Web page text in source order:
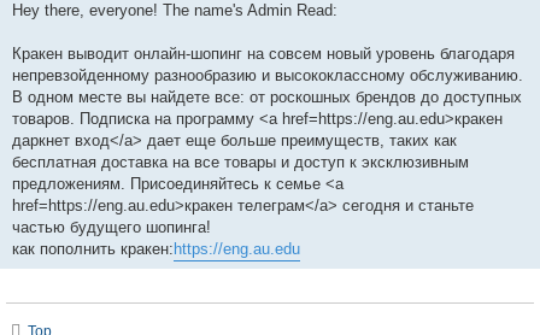
Hey there, everyone! The name's Admin Read:
Кракен выводит онлайн-шопинг на совсем новый уровень благодаря
непревзойденному разнообразию и высококлассному обслуживанию.
В одном месте вы найдете все: от роскошных брендов до доступных
товаров. Подписка на программу <a href=https://eng.au.edu>кракен
даркнет вход</a> дает еще больше преимуществ, таких как
бесплатная доставка на все товары и доступ к эксклюзивным
предложениям. Присоединяйтесь к семье <a
href=https://eng.au.edu>кракен телеграм</a> сегодня и станьте
частью будущего шопинга!
как пополнить кракен: https://eng.au.edu